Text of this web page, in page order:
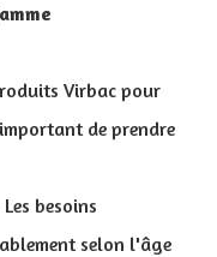
Virbac pour
de prendre
besoins
selon l'âge